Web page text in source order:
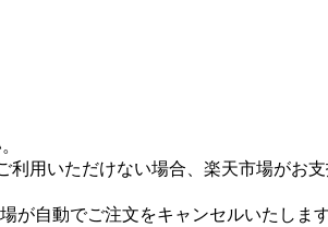
用いただけない場合、楽天市場がお
が自動でご注文をキャンセルいたします